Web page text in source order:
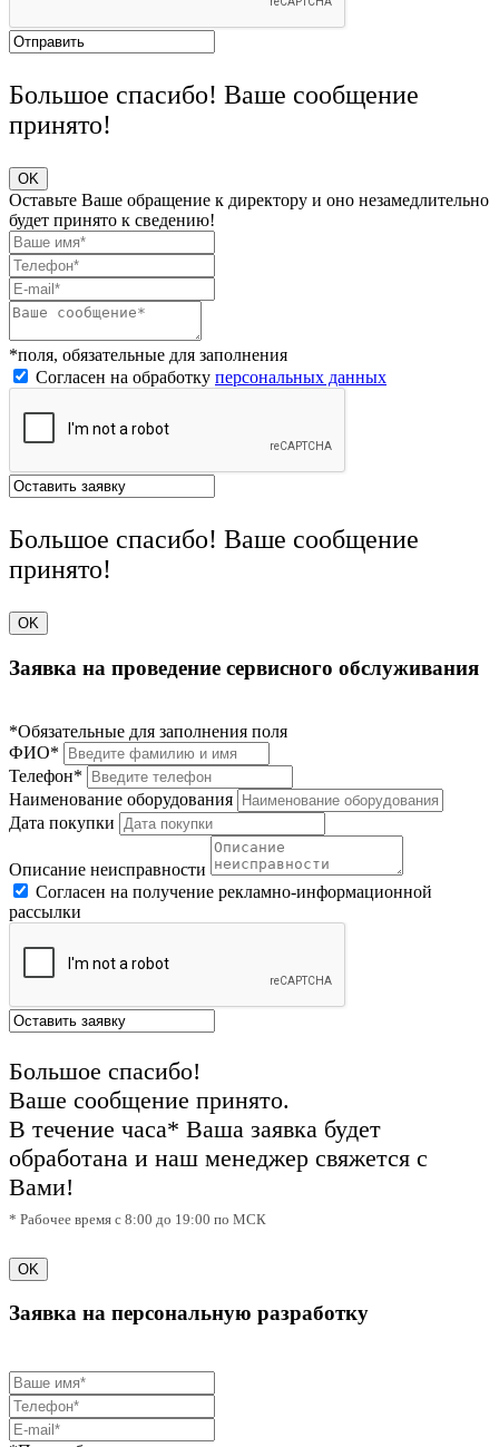
Большое спасибо! Ваше сообщение
принято!
OK
Оставьте Ваше обращение к директору и оно незамедлительно
будет принято к сведению!
*поля, обязательные для заполнения
Согласен на обработку персональных данных
Большое спасибо! Ваше сообщение
принято!
OK
Заявка на проведение сервисного обслуживания
*Обязательные для заполнения поля
ФИО*
Телефон*
Наименование оборудования
Дата покупки
Описание неисправности
Согласен на получение рекламно-информационной
рассылки
Большое спасибо!
Ваше сообщение принято.
В течение часа* Ваша заявка будет
обработана и наш менеджер свяжется с
Вами!
* Рабочее время с 8:00 до 19:00 по МСК
OK
Заявка на персональную разработку